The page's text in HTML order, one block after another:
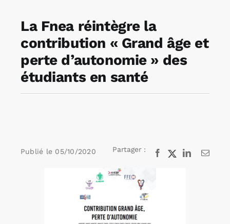
Agenda
Kiosque
Annonces emploi
La Fnea réintègre la
contribution « Grand âge et
perte d’autonomie » des
étudiants en santé
Publié le 05/10/2020 Partager : Facebook
X LinkedInEmail